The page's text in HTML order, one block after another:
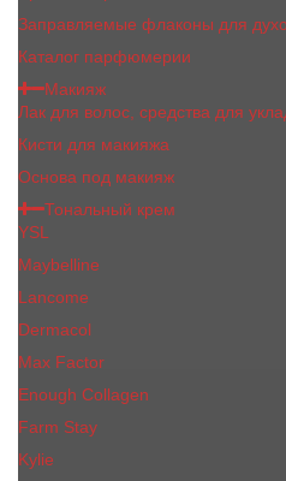
Заправляемые флаконы для
Каталог парфюмерии
Макияж
Лак для волос, средства для
Кисти для макияжа
Основа под макияж
Тональный крем
YSL
Maybelline
Lancome
Dermacol
Max Factor
Enough Collagen
Farm Stay
Kylie